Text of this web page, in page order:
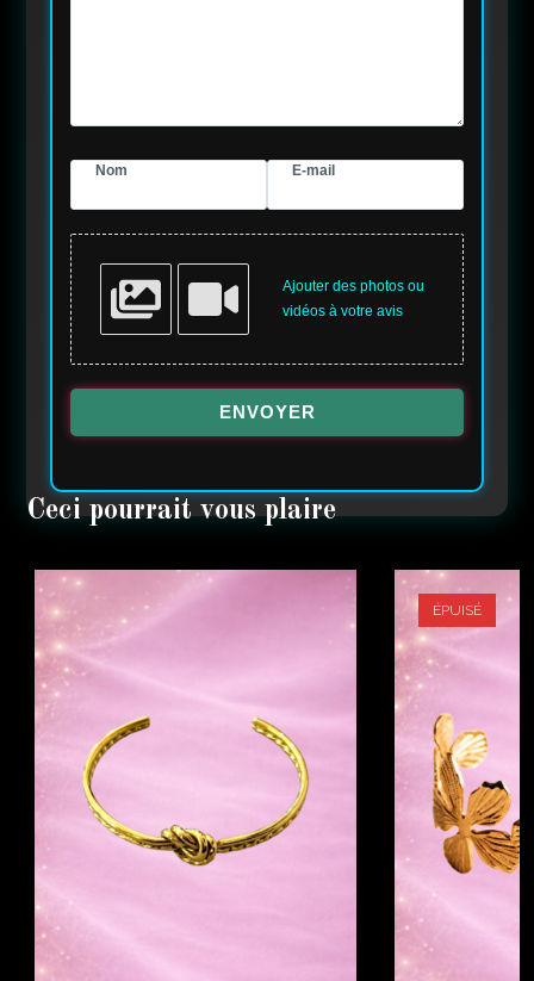
Nom E-mail
Ajouter des photos ou
vidéos à votre avis
ENVOYER
ÉPUISÉ